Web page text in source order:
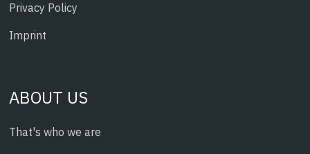
Privacy Policy
Imprint
ABOUT US
That's who we are